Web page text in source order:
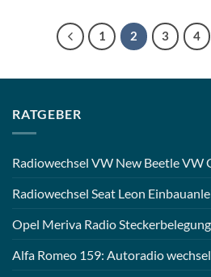
1 2 3 4
RATGEBER
Radiowechsel VW New Beetle VW
Radiowechsel Seat Leon
Opel Meriva Radio
Alfa Romeo 159: Autoradio